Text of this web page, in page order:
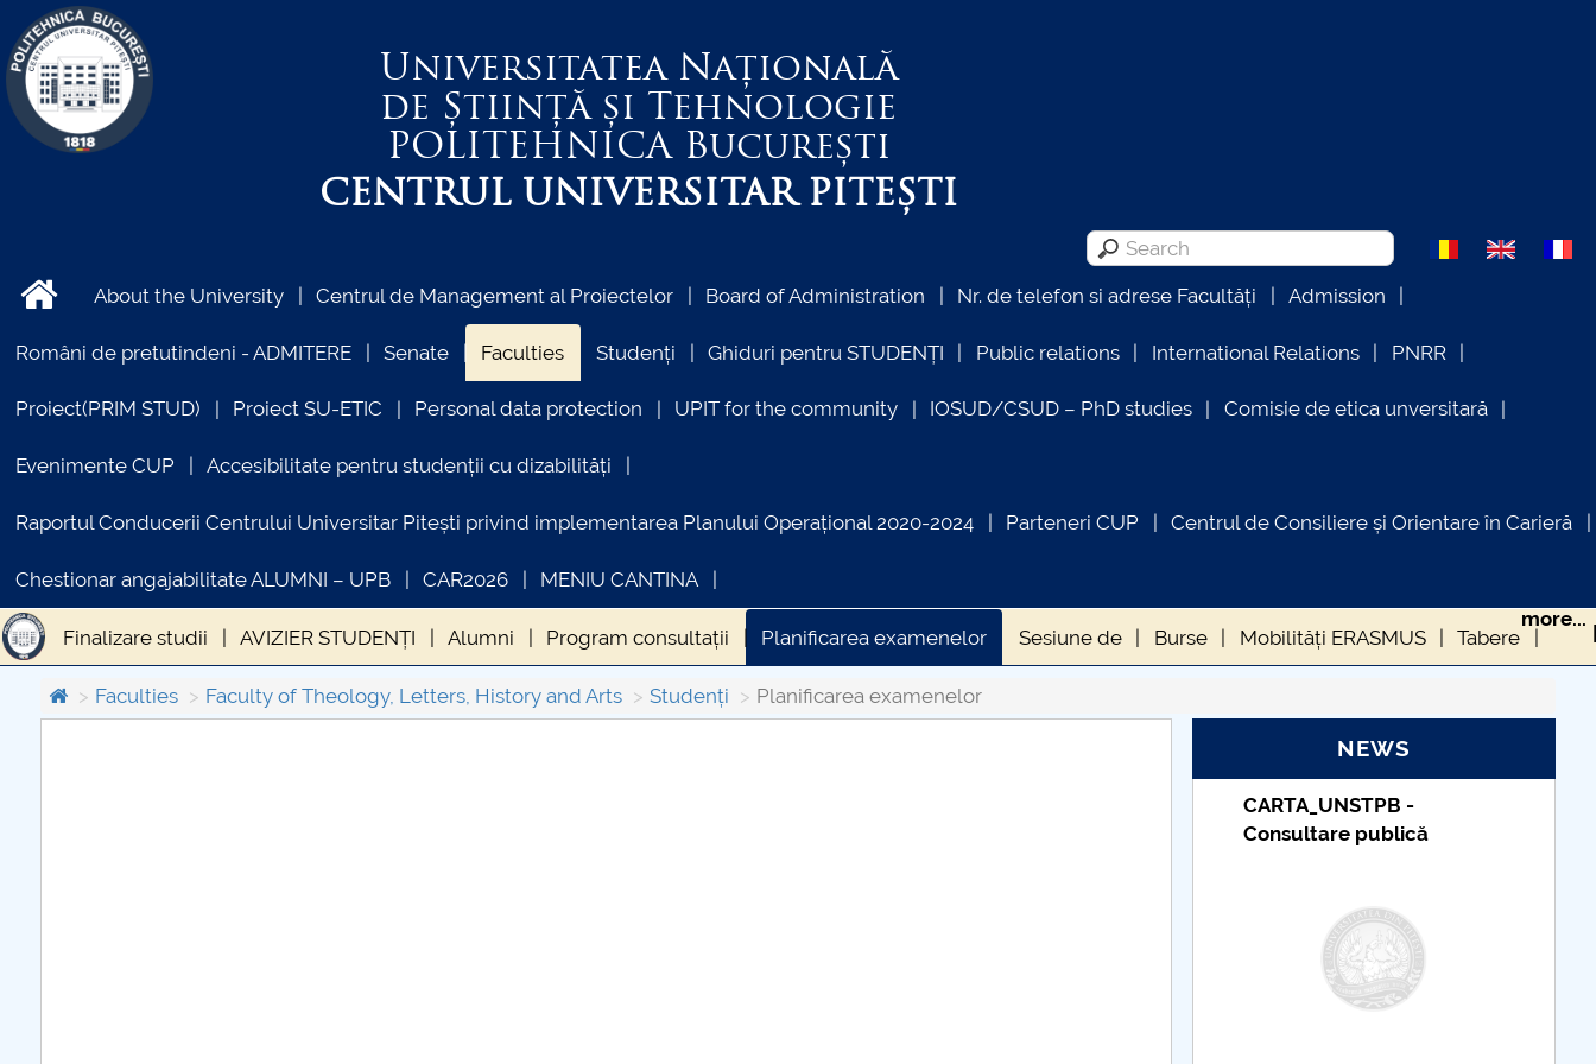
Universitatea Națională
de Știință și Tehnologie
POLITEHNICABucurești
CENTRUL UNIVERSITAR PITEȘTI
About the University Centrul de Management al Proiectelor Board of Administration Nr. de telefon si adrese Facultăți Admission
Români de pretutindeni - ADMITERE Senate Faculties Studenți Ghiduri pentru STUDENȚI Public relations International Relations PNRR
Proiect(PRIM STUD) Proiect SU-ETIC Personal data protection UPIT for the community IOSUD/CSUD – PhD studies Comisie de etica unversitară
Evenimente CUP Accesibilitate pentru studenții cu dizabilități
Raportul Conducerii Centrului Universitar Pitești privind implementarea Planului Operațional 2020-2024 Parteneri CUP Centrul de Consiliere și Orientare în Carieră
Chestionar angajabilitate ALUMNI – UPB CAR2026 MENIU CANTINA
Finalizare studii AVIZIER STUDENȚI Alumni Program consultații Planificarea examenelor Sesiune de Burse Mobilități ERASMUS Tabere
Tuition fees Regulamente
more...
Faculties Faculty of Theology, Letters, History and Arts Studenți Planificarea examenelor
NEWS
Taxe de școlarizare
indexate – Centrul